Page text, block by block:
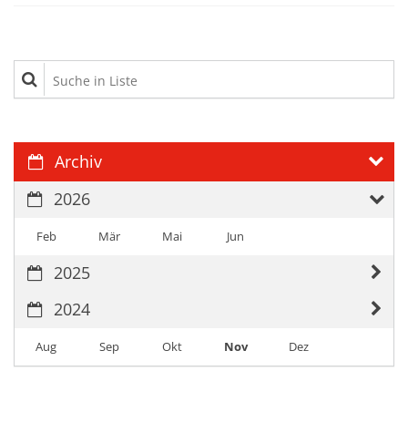
Suche in Liste
Archiv
2026
Feb Mär Mai Jun
2025
2024
Aug Sep Okt Nov Dez